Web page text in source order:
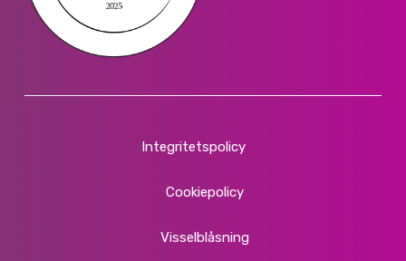
Integritetspolicy
Cookiepolicy
Visselblåsning